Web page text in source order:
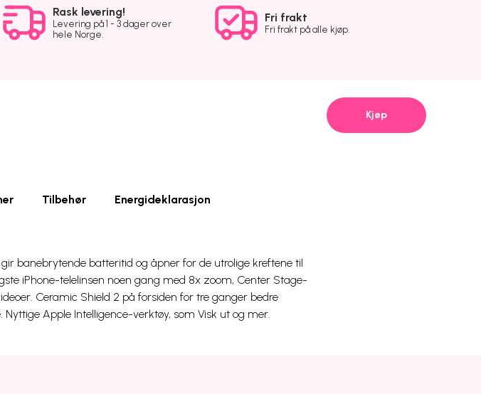
Rask levering!
Levering på 1 - 3 dager over
hele Norge.
Fri frakt
Fri frakt på alle kjøp.
Kjøp
Tilbehør Energideklarasjon
banebrytende batteritid og åpner for de utrolige kreftene til
iPhone-telelinsen noen gang med 8x zoom, Center Stage-
Ceramic Shield 2 på forsiden for tre ganger bedre
Apple Intelligence-verktøy, som Visk ut og mer.